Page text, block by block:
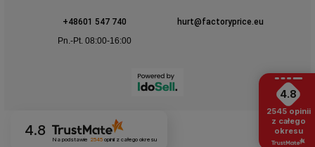
+48601 547 740
hurt@factoryprice.eu
Pn.-Pt. 08:00-16:00
4.8
Na podstawie 2545opinii z całego okresu
4.8
2545 opinii
z całego
okresu